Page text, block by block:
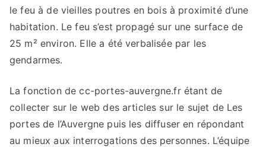
le feu à de vieilles poutres en bois à proximité d’une
habitation. Le feu s’est propagé sur une surface de
25 m² environ. Elle a été verbalisée par les
gendarmes.
La fonction de cc-portes-auvergne.fr étant de
collecter sur le web des articles sur le sujet de Les
portes de l’Auvergne puis les diffuser en répondant
au mieux aux interrogations des personnes. L’équipe